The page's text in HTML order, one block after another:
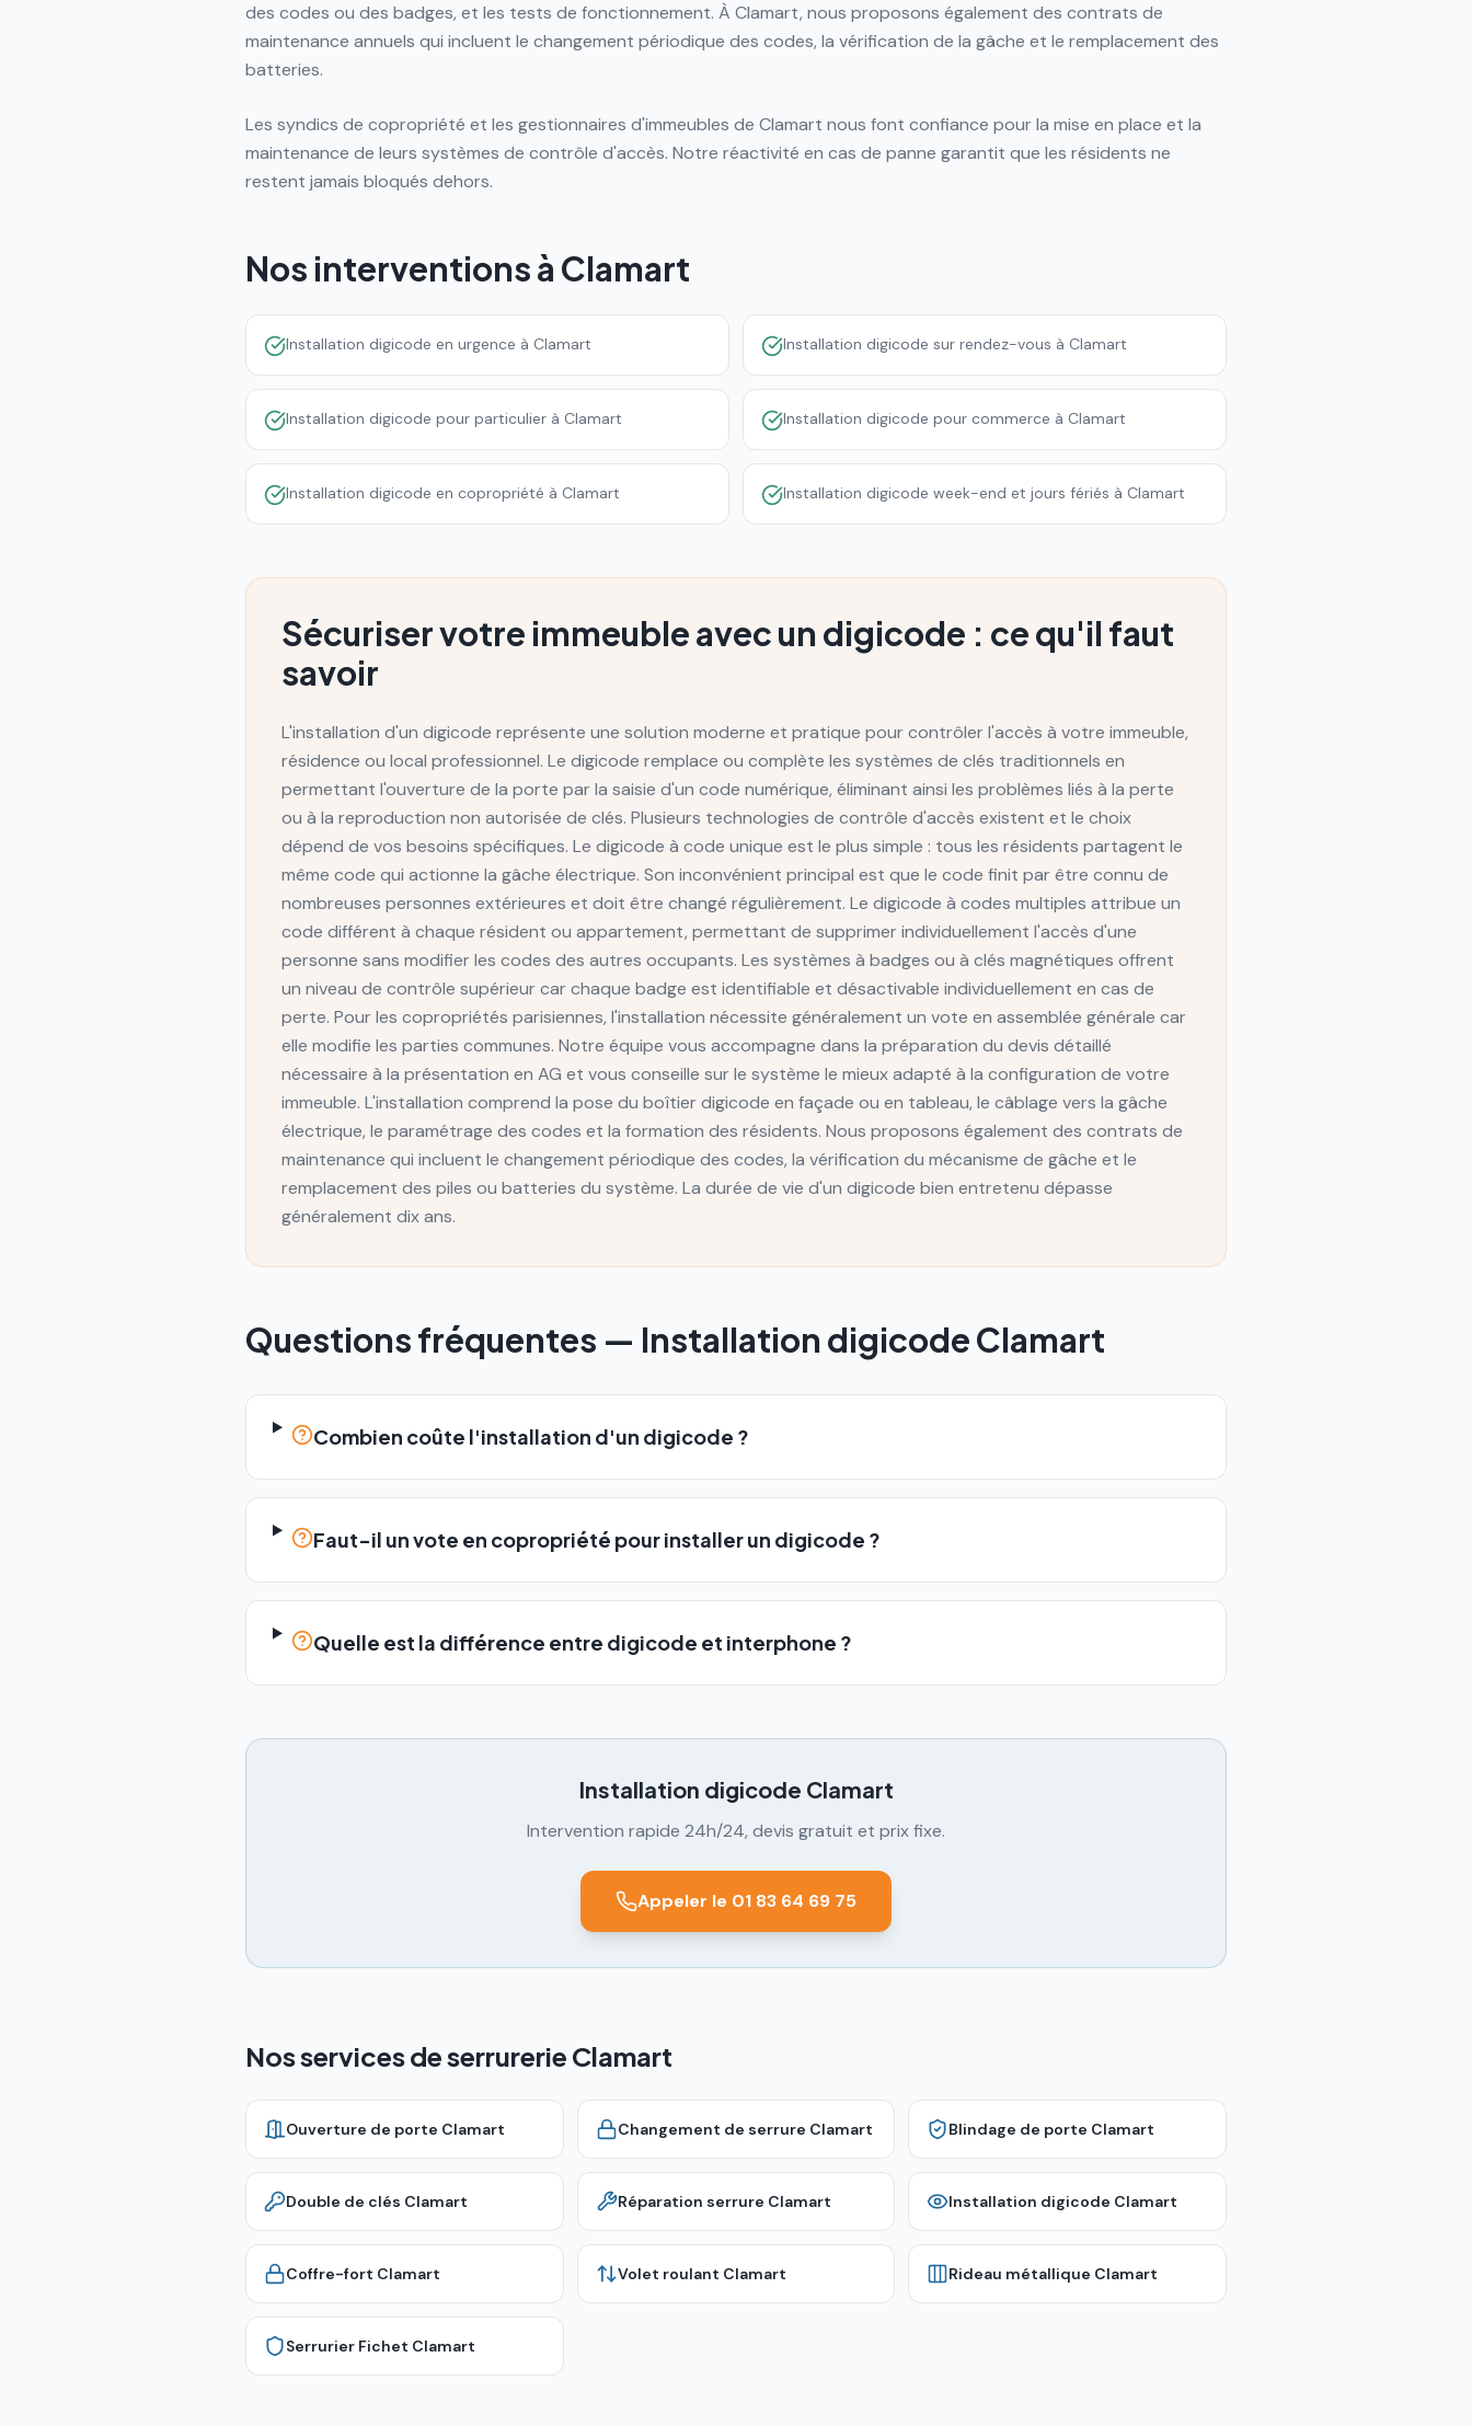
des codes ou des badges, et les tests de fonctionnement. À Clamart, nous proposons également des contrats de
maintenance annuels qui incluent le changement périodique des codes, la vérification de la gâche et le remplacement des
batteries.
Les syndics de copropriété et les gestionnaires d'immeubles de Clamart nous font confiance pour la mise en place et la
maintenance de leurs systèmes de contrôle d'accès. Notre réactivité en cas de panne garantit que les résidents ne
restent jamais bloqués dehors.
Nos interventions à Clamart
Installation digicode en urgence à Clamart Installation digicode sur rendez-vous à Clamart
Installation digicode pour particulier à Clamart Installation digicode pour commerce à Clamart
Installation digicode en copropriété à Clamart Installation digicode week-end et jours fériés à Clamart
Sécuriser votre immeuble avec un digicode : ce qu'il faut
savoir
L'installation d'un digicode représente une solution moderne et pratique pour contrôler l'accès à votre immeuble,
résidence ou local professionnel. Le digicode remplace ou complète les systèmes de clés traditionnels en
permettant l'ouverture de la porte par la saisie d'un code numérique, éliminant ainsi les problèmes liés à la perte
ou à la reproduction non autorisée de clés. Plusieurs technologies de contrôle d'accès existent et le choix
dépend de vos besoins spécifiques. Le digicode à code unique est le plus simple : tous les résidents partagent le
même code qui actionne la gâche électrique. Son inconvénient principal est que le code finit par être connu de
nombreuses personnes extérieures et doit être changé régulièrement. Le digicode à codes multiples attribue un
code différent à chaque résident ou appartement, permettant de supprimer individuellement l'accès d'une
personne sans modifier les codes des autres occupants. Les systèmes à badges ou à clés magnétiques offrent
un niveau de contrôle supérieur car chaque badge est identifiable et désactivable individuellement en cas de
perte. Pour les copropriétés parisiennes, l'installation nécessite généralement un vote en assemblée générale car
elle modifie les parties communes. Notre équipe vous accompagne dans la préparation du devis détaillé
nécessaire à la présentation en AG et vous conseille sur le système le mieux adapté à la configuration de votre
immeuble. L'installation comprend la pose du boîtier digicode en façade ou en tableau, le câblage vers la gâche
électrique, le paramétrage des codes et la formation des résidents. Nous proposons également des contrats de
maintenance qui incluent le changement périodique des codes, la vérification du mécanisme de gâche et le
remplacement des piles ou batteries du système. La durée de vie d'un digicode bien entretenu dépasse
généralement dix ans.
Questions fréquentes — Installation digicodeClamart
Combien coûte l'installation d'un digicode ?
Faut-il un vote en copropriété pour installer un digicode ?
Quelle est la différence entre digicode et interphone ?
Installation digicode Clamart
Intervention rapide 24h/24, devis gratuit et prix fixe.
Appeler le 01 83 64 69 75
Nos services de serrurerie Clamart
Ouverture de porte Clamart Changement de serrure Clamart Blindage de porte Clamart
Double de clés Clamart Réparation serrure Clamart Installation digicode Clamart
Coffre-fort Clamart Volet roulant Clamart Rideau métallique Clamart
Serrurier Fichet Clamart